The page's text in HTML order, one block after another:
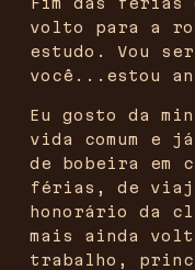
volto para a
estudo. Vou
você...estou
Eu gosto da
vida comum e
de bobeira em
férias, de
honorário da
mais ainda
trabalho,